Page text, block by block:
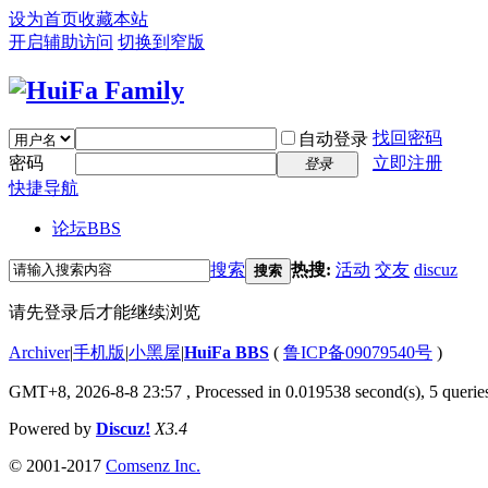
设为首页收藏本站
开启辅助访问 切换到窄版
自动登录 找回密码
密码
登录
立即注册
快捷导航
论坛BBS
搜索 搜索 热搜: 活动 交友 discuz
请先登录后才能继续浏览
Archiver|手机版|小黑屋|HuiFa BBS ( 鲁ICP备09079540号 )
GMT+8, 2026-8-8 23:57 , Processed in 0.019538 second(s), 5
Powered by Discuz! X3.4
© 2001-2017 Comsenz Inc.